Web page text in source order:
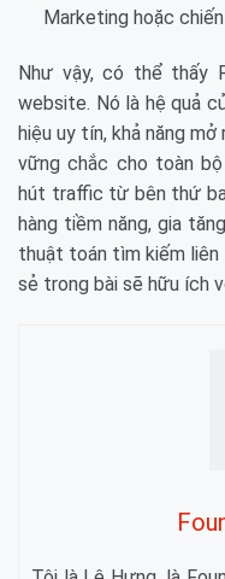
Marketing hoặc
Như vậy, có thể thấy
website. Nó là hệ quả
hiệu uy tín, khả năng
vững chắc cho toàn
hút traffic từ bên thứ
hàng tiềm năng, gia
thuật toán tìm kiếm liên
sẻ trong bài sẽ hữu ích